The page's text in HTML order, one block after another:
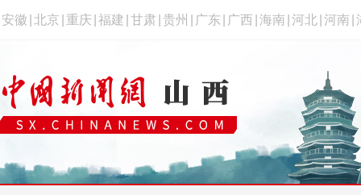
安徽 北京 重庆 福建 甘肃 贵州 广东 广西 海南 河北 河南